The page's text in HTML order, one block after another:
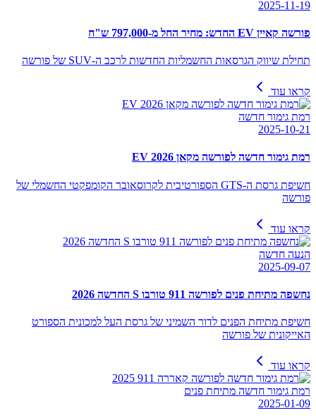
2025-11-19
פורשה קאיין EV החדש: מחיר החל מ-797,000 ש"ח
תחילת שיווק הגרסאות החשמליות החדשות לרכב ה-SUV של פורשה
קראו עוד
רמת גימור חדשה
2025-10-21
רמת גימור חדשה לפורשה מקאן EV 2026
חשיפת גרסת ה-GTS הספורטיבית לקרוסאובר הקומפקטי החשמלי של
פורשה
קראו עוד
הנעה חדשה
2025-09-07
נחשפה מתיחת פנים לפורשה 911 טורבו S החדשה 2026
חשיפת מתיחת הפנים לדור השמיני של גרסת העל למכונית הספורט
האייקונית של פורשה
קראו עוד
רמת גימור חדשה מתיחת פנים
2025-01-09